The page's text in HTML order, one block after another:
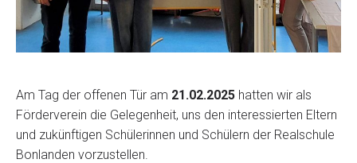
Am Tag der offenen Tür am 21.02.2025 hatten wir als
Förderverein die Gelegenheit, uns den interessierten Eltern
und zukünftigen Schülerinnen und Schülern der Realschule
Bonlanden vorzustellen.